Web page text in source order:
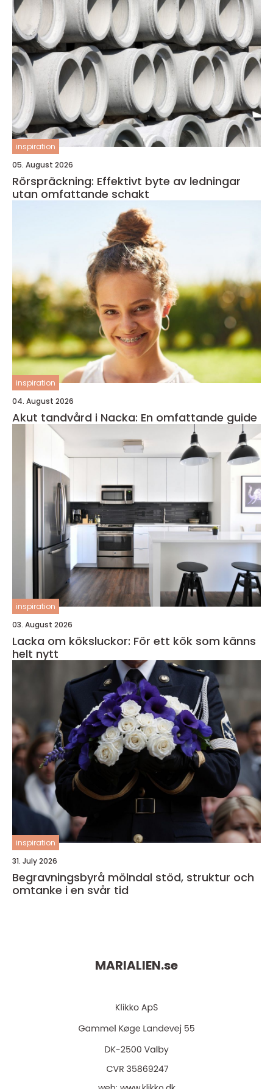
inspiration
05. August 2026
Rörspräckning: Effektivt byte av ledningar
utan omfattande schakt
inspiration
04. August 2026
Akut tandvård i Nacka: En omfattande guide
inspiration
03. August 2026
Lacka om köksluckor: För ett kök som känns
helt nytt
inspiration
31. July 2026
Begravningsbyrå mölndal stöd, struktur och
omtanke i en svår tid
MARIALIEN.se